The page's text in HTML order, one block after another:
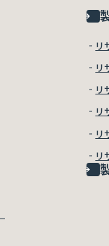
リ
リ
リ
リ
リ
リ